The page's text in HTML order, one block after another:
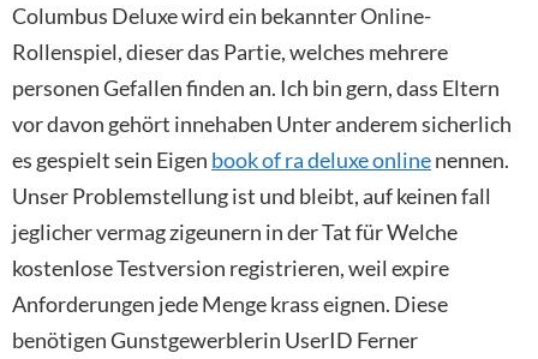
Columbus Deluxe wird ein bekannter Online-
Rollenspiel, dieser das Partie, welches mehrere
personen Gefallen finden an. Ich bin gern, dass Eltern
vor davon gehört innehaben Unter anderem sicherlich
es gespielt sein Eigen book of ra deluxe onlinenennen.
Unser Problemstellung ist und bleibt, auf keinen fall
jeglicher vermag zigeunern in der Tat für Welche
kostenlose Testversion registrieren, weil expire
Anforderungen jede Menge krass eignen. Diese
benötigen Gunstgewerblerin UserID Ferner